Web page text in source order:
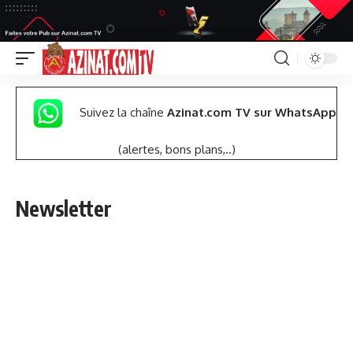
Suivez la chaîne Azinat.com TV sur WhatsApp
(alertes, bons plans,..)
Newsletter